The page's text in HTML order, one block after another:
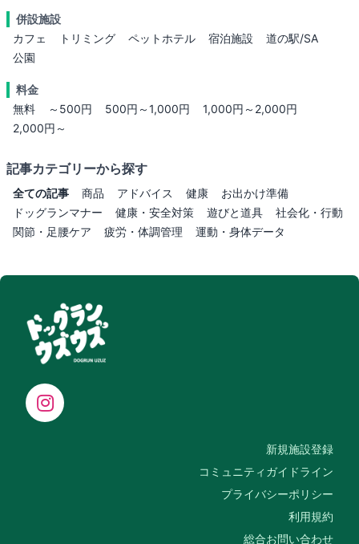
併設施設
カフェ
トリミング ペットホテル 宿泊施設
道の駅/SA
公園
料金
無料
～500円 500円～1,000円
1,000円～2,000円
2,000円～
記事カテゴリーから探す
全ての記事 商品 アドバイス 健康
お出かけ準備
ドッグランマナー
健康・安全対策 遊びと道具
社会化・行動
関節・足腰ケア
疲労・体調管理 運動・身体データ
新規施設登録
コミュニティガイドライン
プライバシーポリシー
利用規約
総合お問い合わせ